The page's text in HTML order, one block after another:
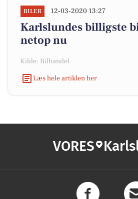
BILER 12-03-2020 13:27
Karlslundes billigste
netop nu
Kilde: Bilhandel
Læs hele artiklen her
VORES